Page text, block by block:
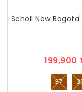
Scholl New
199,900
37